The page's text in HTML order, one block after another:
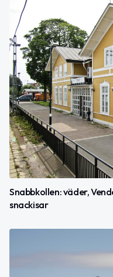
Snabbkollen: väder,
snackisar